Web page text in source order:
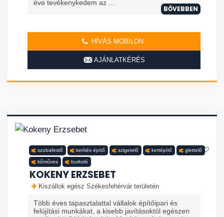
éve tevékenykedem az ...
BŐVEBBEN
HÍVÁS MOBILON
AJÁNLATKÉRÉS
szobafestő kerítés építő szigetelő kertépítő glettelő
kőműves burkoló
KOKENY ERZSEBET
Kiszállok egész Székesfehérvár területén
Több éves tapasztalattal vállalok építőipari és
felújítási munkákat, a kisebb javításoktól egészen